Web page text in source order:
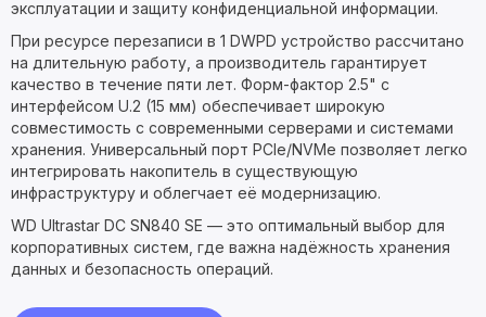
эксплуатации и защиту конфиденциальной информации.
При ресурсе перезаписи в 1 DWPD устройство рассчитано
на длительную работу, а производитель гарантирует
качество в течение пяти лет. Форм-фактор 2.5" с
интерфейсом U.2 (15 мм) обеспечивает широкую
совместимость с современными серверами и системами
хранения. Универсальный порт PCIe/NVMe позволяет легко
интегрировать накопитель в существующую
инфраструктуру и облегчает её модернизацию.
WD Ultrastar DC SN840 SE — это оптимальный выбор для
корпоративных систем, где важна надёжность хранения
данных и безопасность операций.